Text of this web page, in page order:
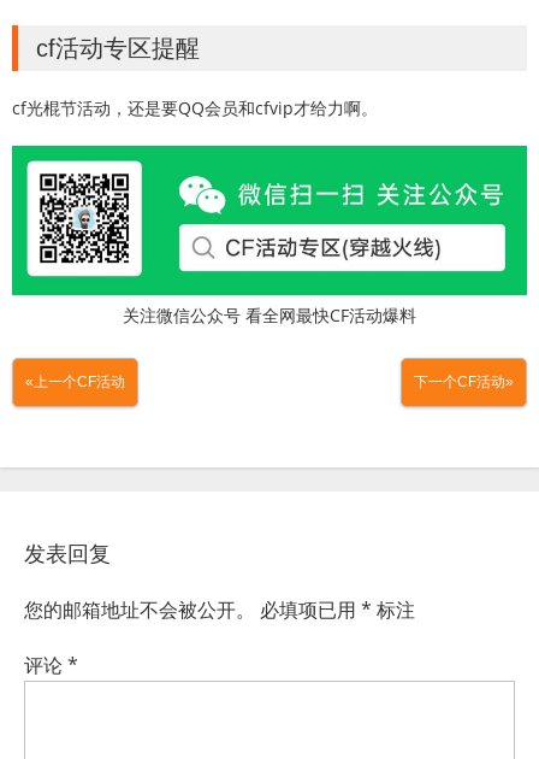
cf活动专区提醒
cf光棍节活动，还是要QQ会员和cfvip才给力啊。
关注微信公众号 看全网最快CF活动爆料
«上一个CF活动 下一个CF活动»
发表回复
您的邮箱地址不会被公开。 必填项已用 * 标注
评论*